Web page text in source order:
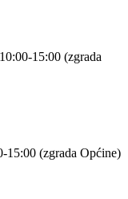
15:00 (zgrada
15:00 (zgrada Općine)